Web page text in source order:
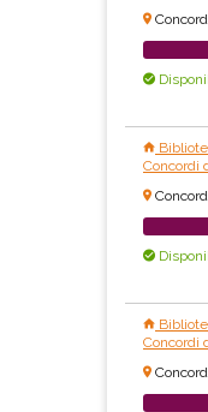
Concordi
Concordi